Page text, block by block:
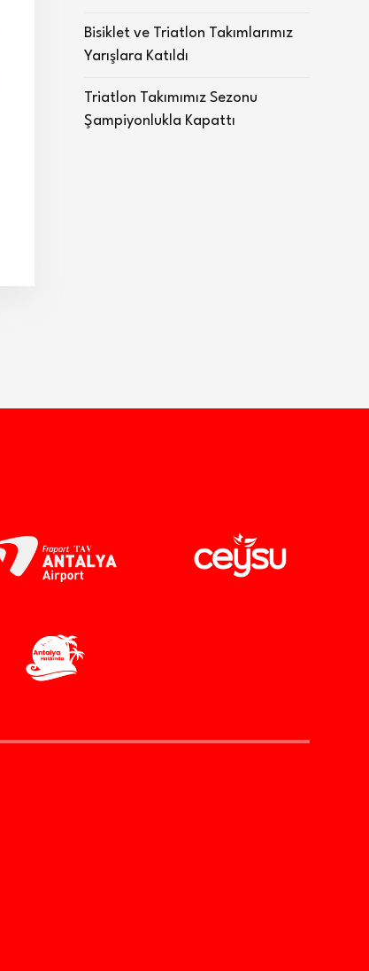
Bisiklet ve Triatlon Takımlarımız
Yarışlara Katıldı
Triatlon Takımımız Sezonu
Şampiyonlukla Kapattı